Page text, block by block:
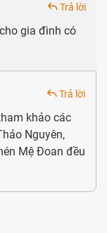
Trả lời
gia đình có
Trả lời
khảo các
Nguyên,
Mệ Đoan đều